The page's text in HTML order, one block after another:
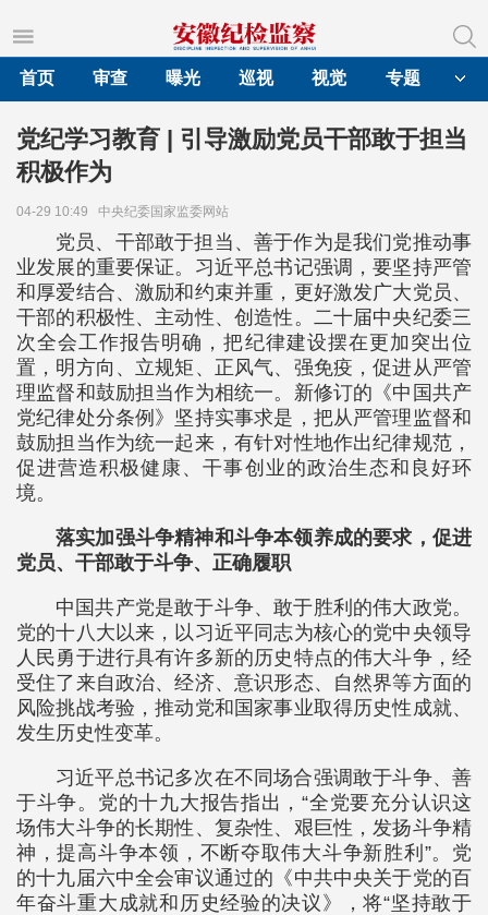
首页
审查 曝光 巡视 视觉 专题
党纪学习教育 | 引导激励党员干部敢于担当
积极作为
04-29 10:49 中央纪委国家监委网站
党员、干部敢于担当、善于作为是我们党推动事
业发展的重要保证。习近平总书记强调，要坚持严管
和厚爱结合、激励和约束并重，更好激发广大党员、
干部的积极性、主动性、创造性。二十届中央纪委三
次全会工作报告明确，把纪律建设摆在更加突出位
置，明方向、立规矩、正风气、强免疫，促进从严管
理监督和鼓励担当作为相统一。新修订的《中国共产
党纪律处分条例》坚持实事求是，把从严管理监督和
鼓励担当作为统一起来，有针对性地作出纪律规范，
促进营造积极健康、干事创业的政治生态和良好环
境。
落实加强斗争精神和斗争本领养成的要求，促进
党员、干部敢于斗争、正确履职
中国共产党是敢于斗争、敢于胜利的伟大政党。
党的十八大以来，以习近平同志为核心的党中央领导
人民勇于进行具有许多新的历史特点的伟大斗争，经
受住了来自政治、经济、意识形态、自然界等方面的
风险挑战考验，推动党和国家事业取得历史性成就、
发生历史性变革。
习近平总书记多次在不同场合强调敢于斗争、善
于斗争。党的十九大报告指出，“全党要充分认识这
场伟大斗争的长期性、复杂性、艰巨性，发扬斗争精
神，提高斗争本领，不断夺取伟大斗争新胜利”。党
的十九届六中全会审议通过的《中共中央关于党的百
年奋斗重大成就和历史经验的决议》，将“坚持敢于